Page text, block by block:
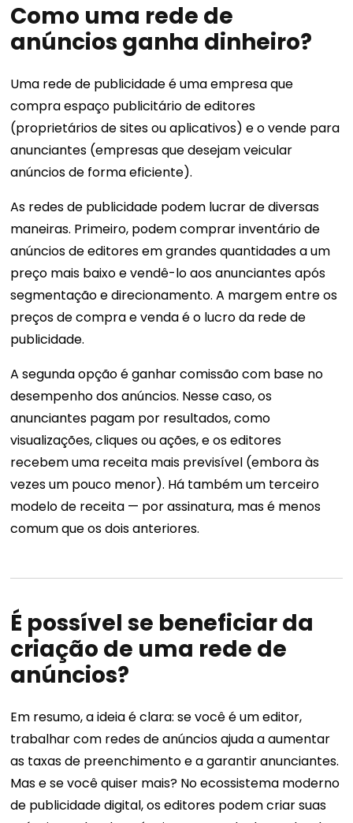
Como uma rede de
anúncios ganha dinheiro?
Uma rede de publicidade é uma empresa que
compra espaço publicitário de editores
(proprietários de sites ou aplicativos) e o vende para
anunciantes (empresas que desejam veicular
anúncios de forma eficiente).
As redes de publicidade podem lucrar de diversas
maneiras. Primeiro, podem comprar inventário de
anúncios de editores em grandes quantidades a um
preço mais baixo e vendê-lo aos anunciantes após
segmentação e direcionamento. A margem entre os
preços de compra e venda é o lucro da rede de
publicidade.
A segunda opção é ganhar comissão com base no
desempenho dos anúncios. Nesse caso, os
anunciantes pagam por resultados, como
visualizações, cliques ou ações, e os editores
recebem uma receita mais previsível (embora às
vezes um pouco menor). Há também um terceiro
modelo de receita — por assinatura, mas é menos
comum que os dois anteriores.
É possível se beneficiar da
criação de uma rede de
anúncios?
Em resumo, a ideia é clara: se você é um editor,
trabalhar com redes de anúncios ajuda a aumentar
as taxas de preenchimento e a garantir anunciantes.
Mas e se você quiser mais? No ecossistema moderno
de publicidade digital, os editores podem criar suas